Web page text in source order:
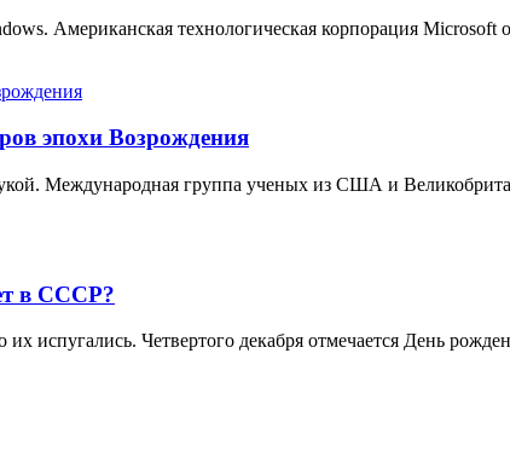
Американская технологическая корпорация
эпохи Возрождения
Международная группа ученых из США и
в СССР?
испугались. Четвертого декабря отмечается День